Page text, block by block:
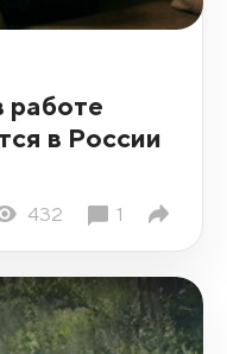
в России
432 1